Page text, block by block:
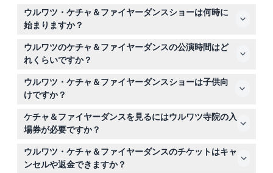
ウルワツ・ケチャ＆ファイヤーダンスショーは何時に
始まりますか？
ショーは毎日2回公演があり、午後6時と午後7時に始まり
ます。良い席を確保するために少なくとも30分前にはお
越しください（変更される場合がありますので、予約時に
ご確認ください）。
ウルワツのケチャ＆ファイヤーダンスの公演時間はど
れくらいですか？
各公演は約45〜60分続き、魅惑的なダンスと夕日をゆっ
くりお楽しみいただけます。
ウルワツ・ケチャ＆ファイヤーダンスショーは子供向
けですか？
はい、2歳から8歳の子供が参加でき、9歳から99歳の大
人もこの文化体験を楽しめます。
ケチャ＆ファイヤーダンスを見るにはウルワツ寺院の入
場券が必要ですか？
公演チケットはウルワツ寺院の入場券とは別で、寺院を訪
れたい場合は入場券を別途購入する必要があります。
ウルワツ・ケチャ＆ファイヤーダンスのチケットはキャ
ンセルや返金できますか？